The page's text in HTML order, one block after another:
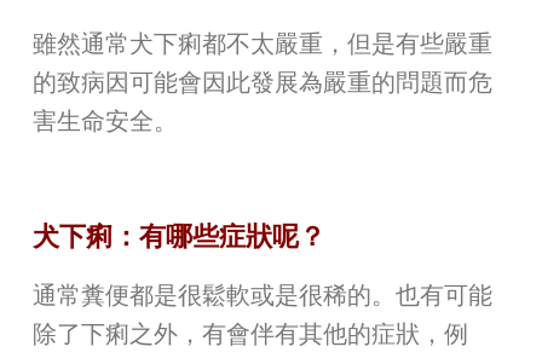
雖然通常犬下痢都不太嚴重，但是有些嚴重
的致病因可能會因此發展為嚴重的問題而危
害生命安全。
犬下痢：有哪些症狀呢？
通常糞便都是很鬆軟或是很稀的。也有可能
除了下痢之外，有會伴有其他的症狀，例